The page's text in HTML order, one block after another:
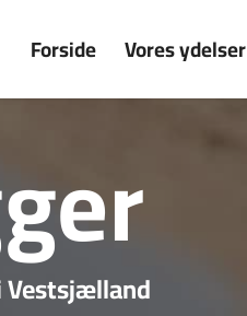
Forside Vores ydelser